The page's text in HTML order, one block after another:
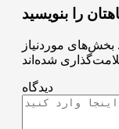
را بنویسید
بخش‌های موردنیاز
دیدگاه